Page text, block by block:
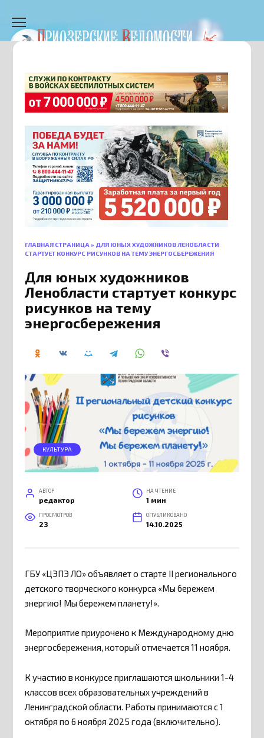
содержанию
ГЛАВНАЯ СТРАНИЦА » ДЛЯ ЮНЫХ ХУДОЖНИКОВ ЛЕНОБЛАСТИ
СТАРТУЕТ КОНКУРС РИСУНКОВ НА ТЕМУ ЭНЕРГОСБЕРЕЖЕНИЯ
Для юных художников
Ленобласти стартует конкурс
рисунков на тему
энергосбережения
КУЛЬТУРА
АВТОР
редактор
НА ЧТЕНИЕ
1 мин
ПРОСМОТРОВ
23
ОПУБЛИКОВАНО
14.10.2025
ГБУ «ЦЭПЭ ЛО» объявляет о старте II регионального
детского творческого конкурса «Мы бережем
энергию! Мы бережем планету!».
Мероприятие приурочено к Международному дню
энергосбережения, который отмечается 11 ноября.
К участию в конкурсе приглашаются школьники 1-4
классов всех образовательных учреждений в
Ленинградской области. Работы принимаются с 1
октября по 6 ноября 2025 года (включительно).